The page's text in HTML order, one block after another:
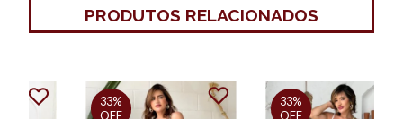
PRODUTOS RELACIONADOS